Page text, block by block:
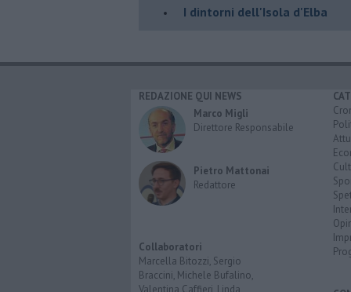
I dintorni dell'Isola d'Elba
REDAZIONE QUI NEWS
Marco Migli
Direttore Responsabile
Pietro Mattonai
Redattore
Collaboratori
Marcella Bitozzi, Sergio
Braccini, Michele Bufalino,